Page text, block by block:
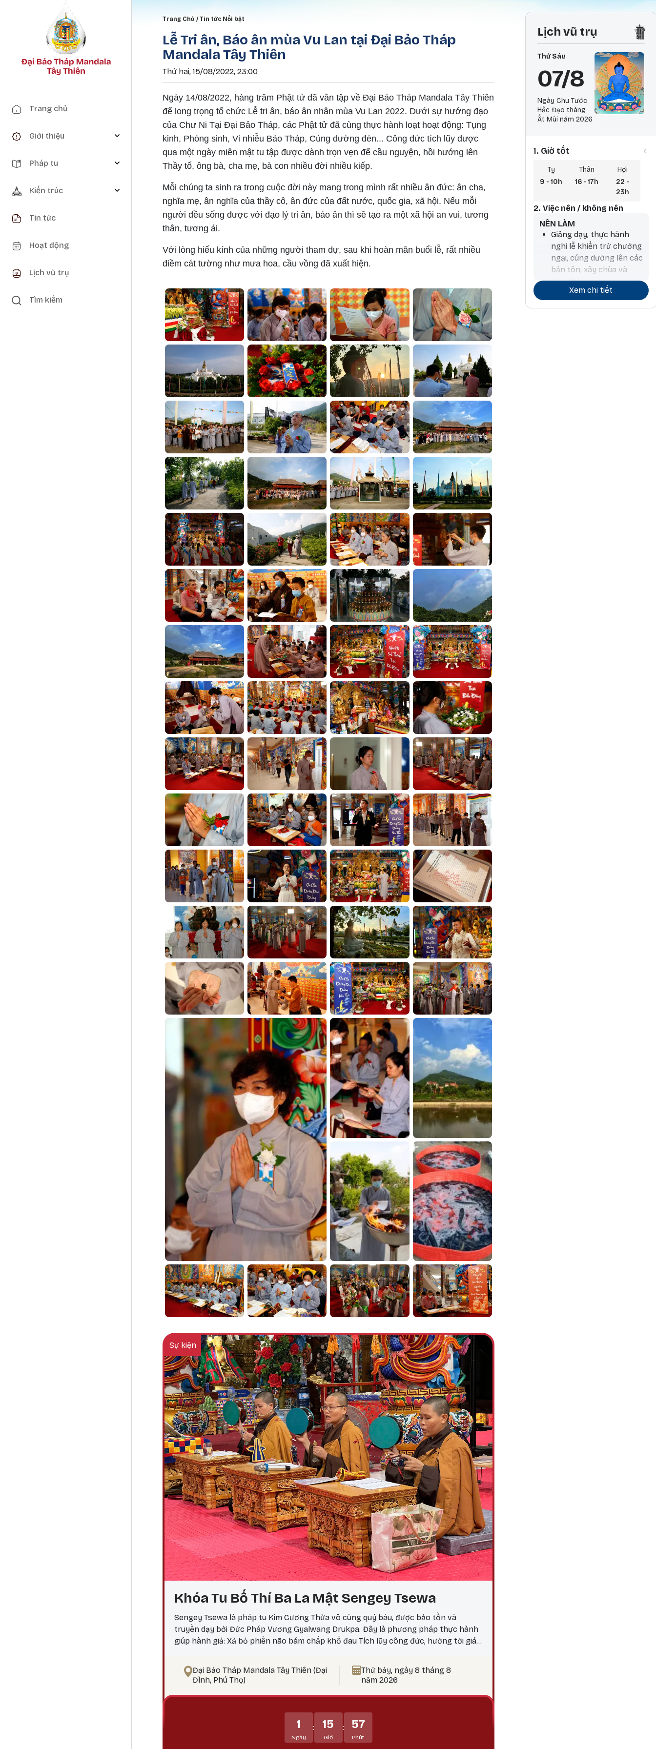
Main navigation
Trang chủ
Giới thiệu
Pháp tu
Kiến trúc
Tin tức
Hoạt động
Lịch vũ trụ
Tìm kiếm
Breadcrumb
Trang Chủ Tin tức Nổi bật
Lễ Tri ân, Báo ân mùa Vu Lan tại Đại Bảo Tháp
Mandala Tây Thiên
Thứ hai, 15/08/2022, 23:00
Ngày 14/08/2022, hàng trăm Phật tử đã vân tập về Đại Bảo Tháp Mandala Tây Thiên
để long trọng tổ chức Lễ tri ân, báo ân nhân mùa Vu Lan 2022. Dưới sự hướng đạo
của Chư Ni Tại Đại Bảo Tháp, các Phật tử đã cùng thực hành loạt hoạt động: Tụng
kinh, Phóng sinh, Vi nhiễu Bảo Tháp, Cúng dường đèn... Công đức tích lũy được
qua một ngày miên mật tu tập được dành trọn vẹn để cầu nguyện, hồi hướng lên
Thầy tổ, ông bà, cha mẹ, bà con nhiều đời nhiều kiếp.
Mỗi chúng ta sinh ra trong cuộc đời này mang trong mình rất nhiều ân đức: ân cha,
nghĩa mẹ, ân nghĩa của thầy cô, ân đức của đất nước, quốc gia, xã hội. Nếu mỗi
người đều sống được với đạo lý tri ân, báo ân thì sẽ tạo ra một xã hội an vui, tương
thân, tương ái.
Với lòng hiếu kính của những người tham dự, sau khi hoàn mãn buổi lễ, rất nhiều
điềm cát tường như mưa hoa, cầu vồng đã xuất hiện.
Sự kiện
Khóa Tu Bố Thí Ba La Mật Sengey Tsewa
Sengey Tsewa là pháp tu Kim Cương Thừa vô cùng quý báu, được bảo tồn và
truyền dạy bởi Đức Pháp Vương Gyalwang Drukpa. Đây là phương pháp thực hành
giúp hành giả: Xả bỏ phiền não bám chấp khổ đau Tích lũy công đức, hướng tới giác
điểm công đức tu tập tăng trưởng mạnh mẽ, đặc biệt thích hợp để thực hành các
pháp tu Phật Bản Tôn Mẫu Tính.
Đại Bảo Tháp Mandala Tây Thiên (Đại
Đình, Phú Thọ)
Thứ bảy, ngày 8 tháng 8
năm 2026
1
Ngày
: 15
Giờ
: 57
Phút
Lịch vũ trụ
Thứ Sáu
07/8
Ngày Chu Tước
Hắc Đạo tháng
Ất Mùi năm 2026
1. Giờ tốt ‹
Tỵ
9 - 10h
Thân
16 - 17h
Hợi
22 -
23h
2. Việc nên / không nên
NÊN LÀM
Giảng dạy, thực hành
nghi lễ khiển trừ chướng
ngại, cúng dường lên các
bản tôn, xây chùa và
Bảo tháp
Tiến hành hoạt động
thương mại và ký kết
Xem chi tiết